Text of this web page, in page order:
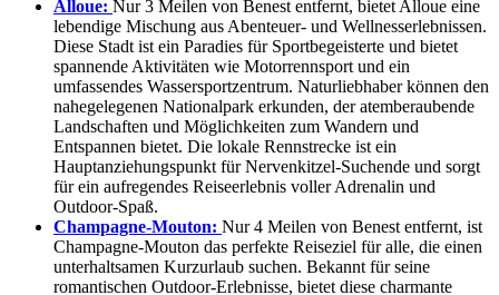
Alloue: Nur 3 Meilen von Benest entfernt, bietet Alloue eine
lebendige Mischung aus Abenteuer- und Wellnesserlebnissen.
Diese Stadt ist ein Paradies für Sportbegeisterte und bietet
spannende Aktivitäten wie Motorrennsport und ein
umfassendes Wassersportzentrum. Naturliebhaber können den
nahegelegenen Nationalpark erkunden, der atemberaubende
Landschaften und Möglichkeiten zum Wandern und
Entspannen bietet. Die lokale Rennstrecke ist ein
Hauptanziehungspunkt für Nervenkitzel-Suchende und sorgt
für ein aufregendes Reiseerlebnis voller Adrenalin und
Outdoor-Spaß.
Champagne-Mouton: Nur 4 Meilen von Benest entfernt, ist
Champagne-Mouton das perfekte Reiseziel für alle, die einen
unterhaltsamen Kurzurlaub suchen. Bekannt für seine
romantischen Outdoor-Erlebnisse, bietet diese charmante